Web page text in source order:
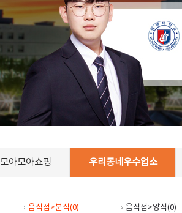
모아모아쇼핑 우리동네우수업소
음식점>분식(0) 음식점>양식(0)